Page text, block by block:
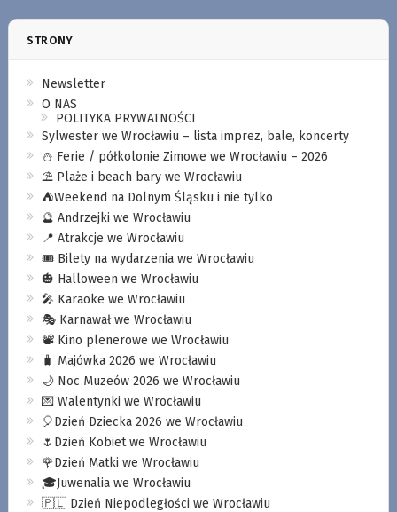
STRONY
Newsletter
O NAS
POLITYKA PRYWATNOŚCI
Sylwester we Wrocławiu – lista imprez, bale, koncerty
⛄️ Ferie / półkolonie Zimowe we Wrocławiu – 2026
⛱️ Plaże i beach bary we Wrocławiu
⛺️Weekend na Dolnym Śląsku i nie tylko
🔮 Andrzejki we Wrocławiu
📍 Atrakcje we Wrocławiu
🎟️ Bilety na wydarzenia we Wrocławiu
🎃 Halloween we Wrocławiu
🎤 Karaoke we Wrocławiu
🎭 Karnawał we Wrocławiu
📽️ Kino plenerowe we Wrocławiu
🧳 Majówka 2026 we Wrocławiu
🌙 Noc Muzeów 2026 we Wrocławiu
💌 Walentynki we Wrocławiu
🎈Dzień Dziecka 2026 we Wrocławiu
🌷Dzień Kobiet we Wrocławiu
🌹Dzień Matki we Wrocławiu
🎓Juwenalia we Wrocławiu
🇵🇱 Dzień Niepodległości we Wrocławiu